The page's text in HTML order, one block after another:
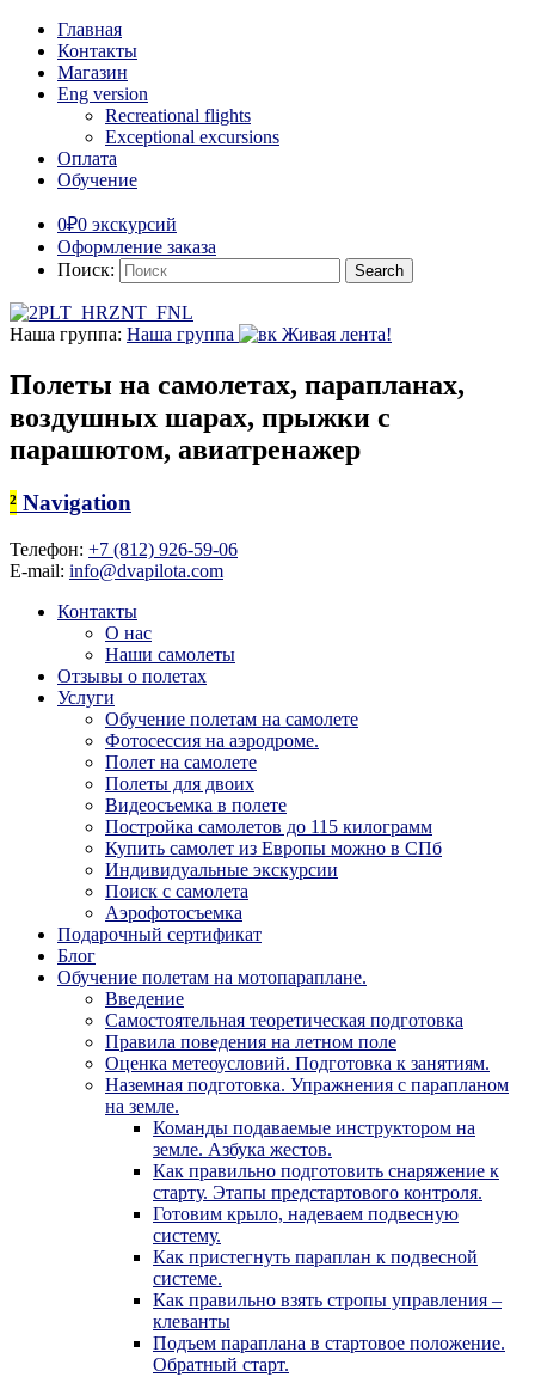
Главная
Контакты
Магазин
Eng version
Recreational flights
Exceptional excursions
Оплата
Обучение
0₽0 экскурсий
Оформление заказа
Поиск:
Наша группа: Наша группа Живая лента!
Полеты на самолетах, парапланах,
воздушных шарах, прыжки с
парашютом, авиатренажер
² Navigation
Телефон: +7 (812) 926-59-06
E-mail: info@dvapilota.com
Контакты
О нас
Наши самолеты
Отзывы о полетах
Услуги
Обучение полетам на самолете
Фотосессия на аэродроме.
Полет на самолете
Полеты для двоих
Видеосъемка в полете
Постройка самолетов до 115 килограмм
Купить самолет из Европы можно в СПб
Индивидуальные экскурсии
Поиск с самолета
Аэрофотосъемка
Подарочный сертификат
Блог
Обучение полетам на мотопараплане.
Введение
Самостоятельная теоретическая подготовка
Правила поведения на летном поле
Оценка метеоусловий. Подготовка к занятиям.
Наземная подготовка. Упражнения с парапланом
на земле.
Команды подаваемые инструктором на
земле. Азбука жестов.
Как правильно подготовить снаряжение к
старту. Этапы предстартового контроля.
Готовим крыло, надеваем подвесную
систему.
Как пристегнуть параплан к подвесной
системе.
Как правильно взять стропы управления –
клеванты
Подъем параплана в стартовое положение.
Обратный старт.